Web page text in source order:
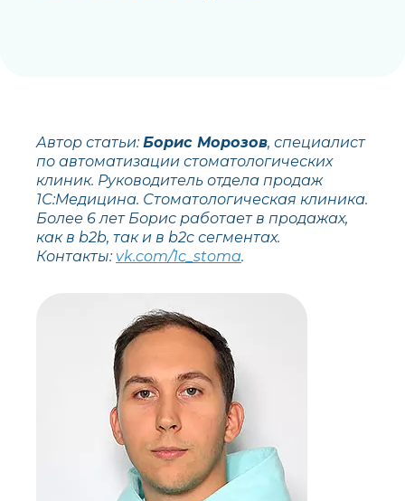
Автор статьи:Борис Морозов, специалист
по автоматизации стоматологических
клиник. Руководитель отдела продаж
1С:Медицина. Стоматологическая клиника.
Более 6 лет Борис работает в продажах,
как в b2b, так и в b2c сегментах.
Контакты: vk.com/1c_stoma.